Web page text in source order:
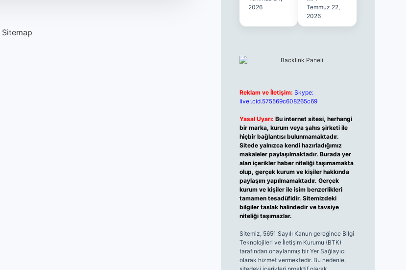
Sitemap
2026
Temmuz 22,
2026
Reklam ve İletişim: Skype:
live:.cid.575569c608265c69
Yasal Uyarı: Bu internet sitesi, herhangi
bir marka, kurum veya şahıs şirketi ile
hiçbir bağlantısı bulunmamaktadır.
Sitede yalnızca kendi hazırladığımız
makaleler paylaşılmaktadır. Burada yer
alan içerikler haber niteliği taşımamakta
olup, gerçek kurum ve kişiler hakkında
paylaşım yapılmamaktadır. Gerçek
kurum ve kişiler ile isim benzerlikleri
tamamen tesadüfidir. Sitemizdeki
bilgiler taslak halindedir ve tavsiye
niteliği taşımazlar.
Sitemiz, 5651 Sayılı Kanun gereğince Bilgi
Teknolojileri ve İletişim Kurumu (BTK)
tarafından onaylanmış bir Yer Sağlayıcı
olarak hizmet vermektedir. Bu nedenle,